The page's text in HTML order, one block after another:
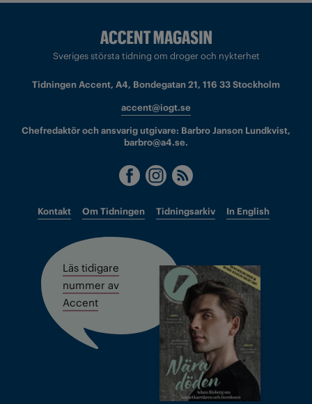
Sveriges största tidning om droger och nykterhet
Tidningen Accent, A4, Bondegatan 21, 116 33 Stockholm
accent@iogt.se
Chefredaktör och ansvarig utgivare: Barbro Janson Lundkvist,
barbro@a4.se.
Kontakt Om Tidningen Tidningsarkiv In English
Läs tidigare
nummer av
Accent